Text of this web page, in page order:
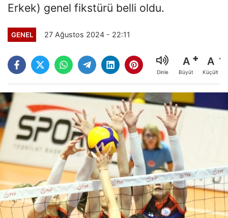
Erkek) genel fikstürü belli oldu.
GENEL 27 Ağustos 2024 - 22:11
Dinle
A
Büyüt
A
Küçült